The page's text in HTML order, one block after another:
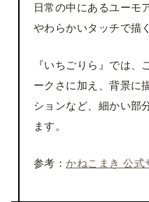
日常の中にあるユーモ
やわらかいタッチで描
『いちごりら』では、
ークさに加え、背景に
ションなど、細かい部
ます。
参考：かねこまき 公式